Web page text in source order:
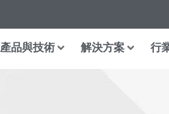
產品與技術 解決方案 行